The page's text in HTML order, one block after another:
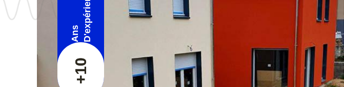
+10
Ans D'expérience